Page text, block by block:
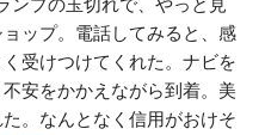
ンプの玉切れで、やっと見
ップ。電話してみると、感
受けつけてくれた。ナビを
安をかかえながら到着。美
。なんとなく信用がおけそ